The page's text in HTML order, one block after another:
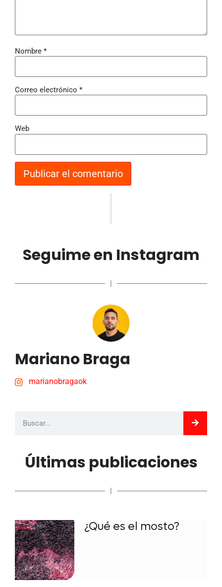
Nombre *
Correo electrónico *
Web
Seguime en Instagram
|
Mariano Braga
marianobragaok
Últimas publicaciones
|
¿Qué es el mosto?